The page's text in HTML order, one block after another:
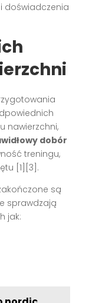
doświadczenia
nawierzchni,
dobór
treningu,
[1][3].
są
sprawdzają
jak: